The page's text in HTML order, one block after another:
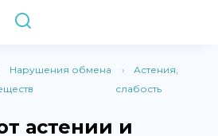
Нарушения обмена
Астения,
слабость
астении и